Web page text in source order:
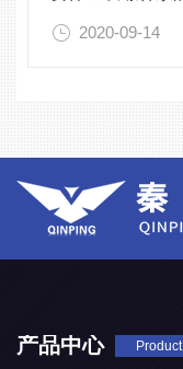
2020-09-14
产品中心 Product